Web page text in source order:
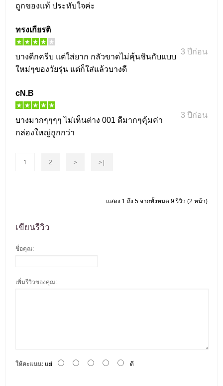
ถูกของแท้ ประทับใจค่ะ
ทรงเกียรติ
3 ปีก่อน
บางดีกครีบ แต่ใส่ยาก กลัวขาดไม่คุ้นชินกับแบบ
ใหม่ๆของวัยรุ่น แต่ก็ใส่แล้วบางดี
cN.B
3 ปีก่อน
บางมากๆๆๆๆ ไม่เห็นต่าง 001 ดีมากๆคุ้มค่า
กล่องใหญ่ถูกกว่า
1 2 > >|
แสดง 1 ถึง 5 จากทั้งหมด 9 รีวิว (2 หน้า)
เขียนรีวิว
ชื่อคุณ:
เพิ่มรีวิวของคุณ:
ให้คะแนน: แย่ ดี